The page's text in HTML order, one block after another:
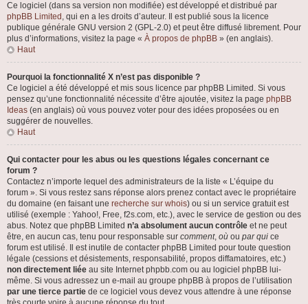
Ce logiciel (dans sa version non modifiée) est développé et distribué par
phpBB Limited , qui en a les droits d’auteur. Il est publié sous la licence
publique générale GNU version 2 (GPL-2.0) et peut être diffusé librement. Pour
plus d’informations, visitez la page « À propos de phpBB » (en anglais).
Haut
Pourquoi la fonctionnalité X n’est pas disponible ?
Ce logiciel a été développé et mis sous licence par phpBB Limited. Si vous
pensez qu’une fonctionnalité nécessite d’être ajoutée, visitez la page phpBB
Ideas (en anglais) où vous pouvez voter pour des idées proposées ou en
suggérer de nouvelles.
Haut
Qui contacter pour les abus ou les questions légales concernant ce
forum ?
Contactez n’importe lequel des administrateurs de la liste « L’équipe du
forum ». Si vous restez sans réponse alors prenez contact avec le propriétaire
du domaine (en faisant une recherche sur whois) ou si un service gratuit est
utilisé (exemple : Yahoo!, Free, f2s.com, etc.), avec le service de gestion ou des
abus. Notez que phpBB Limited n’a absolument aucun contrôle et ne peut
être, en aucun cas, tenu pour responsable sur comment, où ou par qui ce
forum est utilisé. Il est inutile de contacter phpBB Limited pour toute question
légale (cessions et désistements, responsabilité, propos diffamatoires, etc.)
non directement liée au site Internet phpbb.com ou au logiciel phpBB lui-
même. Si vous adressez un e-mail au groupe phpBB à propos de l’utilisation
par une tierce partie de ce logiciel vous devez vous attendre à une réponse